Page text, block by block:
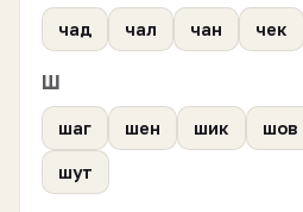
чад чал чан чек
Ш
шаг шен шик шов
шут